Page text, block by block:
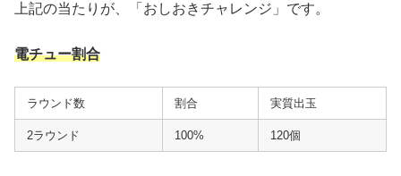
上記の当たりが、「おしおきチャレンジ」です。
電チュー割合
ラウンド数 割合 実質出玉
2ラウンド 100% 120個